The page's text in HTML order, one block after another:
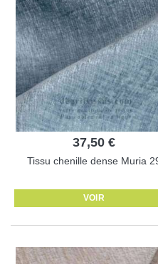
37,50 €
Tissu chenille dense Muria
VOIR